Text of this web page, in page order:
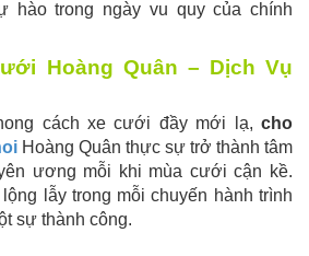
hào trong ngày vu quy của chính
Hoàng Quân – Dịch Vụ
cách xe cưới đầy mới lạ, cho
Hoàng Quân thực sự trở thành tâm
ương mỗi khi mùa cưới cận kề.
lẫy trong mỗi chuyến hành trình
sự thành công.